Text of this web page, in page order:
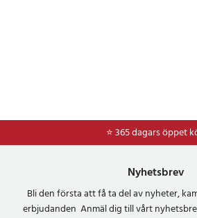
⭐ 365 dagars öppet
⭐Frakt 49kr *
Nyhetsbrev
Bli den första att få ta del av nyheter,
erbjudanden Anmäl dig till vårt